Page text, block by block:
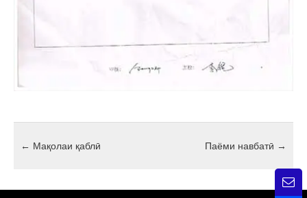
← Мақолаи қаблӣ Паёми навбатӣ →